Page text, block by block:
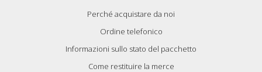
Perché acquistare da noi
Ordine telefonico
Informazioni sullo stato del pacchetto
Come restituire la merce